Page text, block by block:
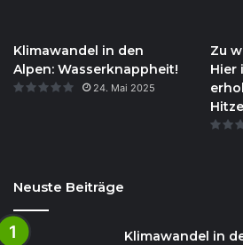
Klimawandel in den
Alpen: Wasserknappheit!
24. Mai 2025
Zu
Hier
Neuste Beiträge
Klimawandel in